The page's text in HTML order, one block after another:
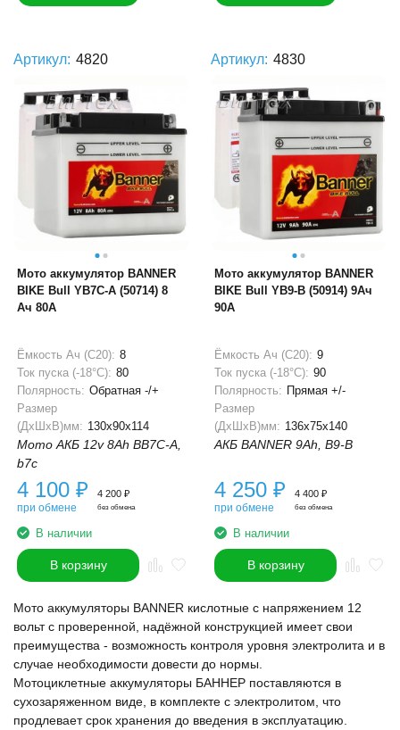
Артикул: 4820
Мото аккумулятор BANNER
BIKE Bull YB7C-A (50714) 8
Ач 80А
Ёмкость Ач (С20): 8
Ток пуска (-18°С): 80
Полярность: Обратная -/+
Размер
(ДхШхВ)мм: 130x90x114
Мото АКБ 12v 8Ah BB7С-A,
b7c
4 100 ₽
при обмене
4 200 ₽
без обмена
В наличии
В корзину
Артикул: 4830
Мото аккумулятор BANNER
BIKE Bull YB9-B (50914) 9Ач
90А
Ёмкость Ач (С20): 9
Ток пуска (-18°С): 90
Полярность: Прямая +/-
Размер
(ДхШхВ)мм: 136x75x140
АКБ BANNER 9Ah, B9-B
4 250 ₽
при обмене
4 400 ₽
без обмена
В наличии
В корзину
Мото аккумуляторы BANNER кислотные с напряжением 12
вольт с проверенной, надёжной конструкцией имеет свои
преимущества - возможность контроля уровня электролита и в
случае необходимости довести до нормы.
Мотоциклетные аккумуляторы БАННЕР поставляются в
сухозаряженном виде, в комплекте с электролитом, что
продлевает срок хранения до введения в эксплуатацию.